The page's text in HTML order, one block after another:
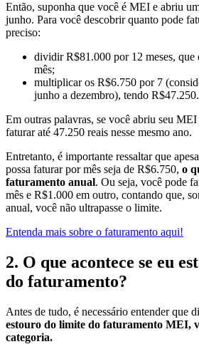
Então, suponha que você é MEI e abriu
junho. Para você descobrir quanto pode
preciso:
dividir R$81.000 por 12 meses, que
mês;
multiplicar os R$6.750 por 7
junho a dezembro), tendo R$47.250.
Em outras palavras, se você abriu seu
faturar até 47.250 reais nesse mesmo ano.
Entretanto, é importante ressaltar que
possa faturar por mês seja de R$6.750, o
faturamento anual. Ou seja, você pode
mês e R$1.000 em outro, contando que,
anual, você não ultrapasse o limite.
Entenda mais sobre o faturamento aqui!
2. O que acontece se eu
do faturamento?
Antes de tudo, é necessário entender que
estouro do limite do faturamento MEI,
categoria.